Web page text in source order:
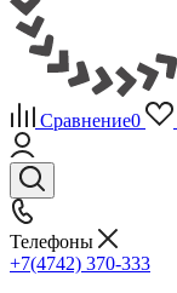
Сравнение0
Телефоны
+7(4742) 370-333